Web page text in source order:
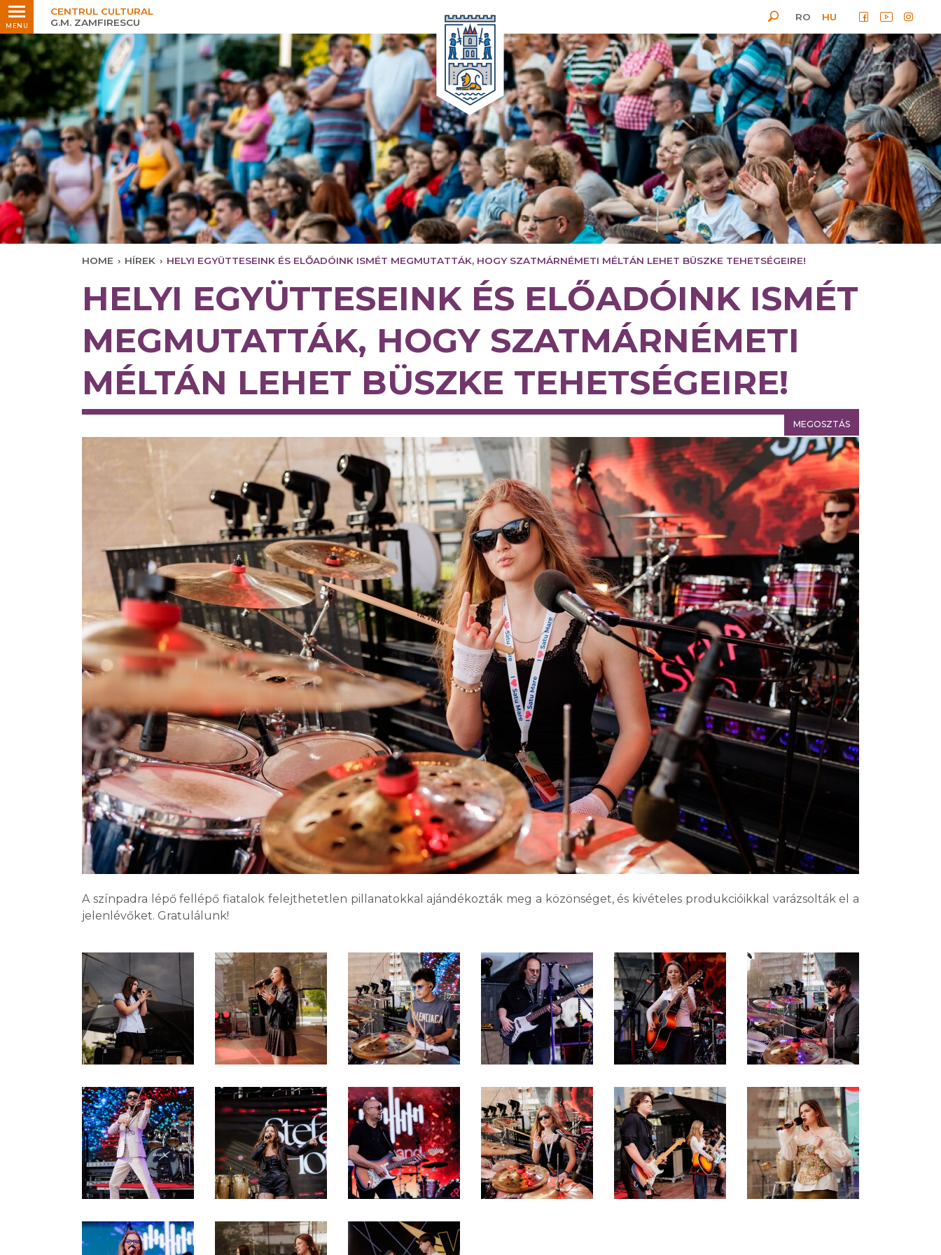
MENU
CENTRUL CULTURAL
G.M. ZAMFIRESCU
RO HU
HOME › HÍREK › HELYI EGYÜTTESEINK ÉS ELŐADÓINK ISMÉT MEGMUTATTÁK, HOGY SZATMÁRNÉMETI MÉLTÁN LEHET BÜSZKE TEHETSÉGEIRE!
HELYI EGYÜTTESEINK ÉS ELŐADÓINK ISMÉT
MEGMUTATTÁK, HOGY SZATMÁRNÉMETI
MÉLTÁN LEHET BÜSZKE TEHETSÉGEIRE!
MEGOSZTÁS
A színpadra lépő fellépő fiatalok felejthetetlen pillanatokkal ajándékozták meg a közönséget, és kivételes produkcióikkal varázsolták el a
jelenlévőket. Gratulálunk!